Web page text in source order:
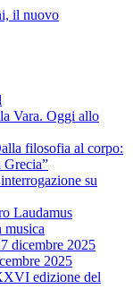
il nuovo
Vara. Oggi allo
filosofia al corpo:
Grecia”
su
Laudamus
dicembre 2025
2025
edizione del